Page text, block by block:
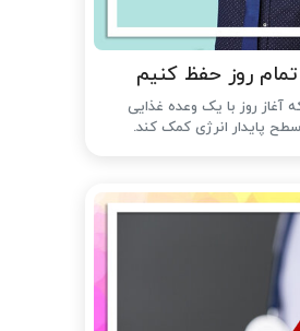
روز حفظ کنیم
آغاز روز با یک وعده غذایی
پایدار انرژی کمک کند.